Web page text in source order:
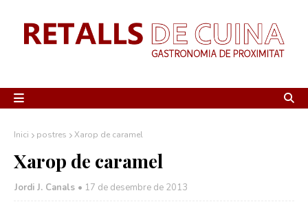
Inici postres Xarop de caramel
Xarop de caramel
Jordi J. Canals • 17 de desembre de 2013